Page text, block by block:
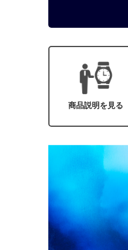
商品説明を見る